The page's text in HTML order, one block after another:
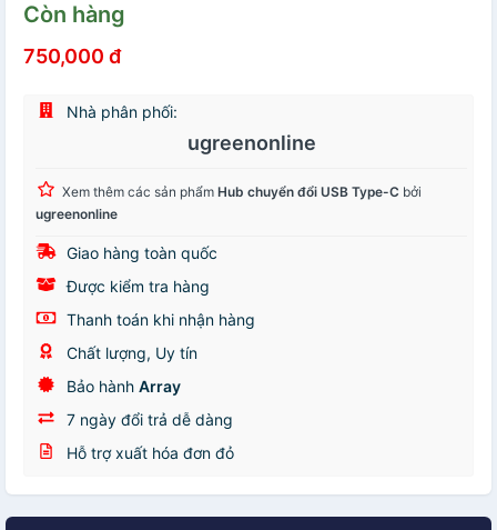
Còn hàng
750,000 đ
Nhà phân phối:
ugreenonline
Xem thêm các sản phẩm Hub chuyển đổi USB Type-C bởi
ugreenonline
Giao hàng toàn quốc
Được kiểm tra hàng
Thanh toán khi nhận hàng
Chất lượng, Uy tín
Bảo hành Array
7 ngày đổi trả dễ dàng
Hỗ trợ xuất hóa đơn đỏ